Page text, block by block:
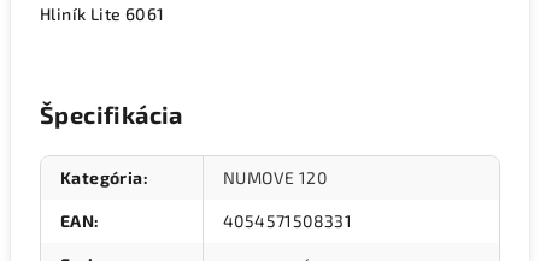
Hliník Lite 6061
Špecifikácia
Kategória: NUMOVE 120
EAN: 4054571508331